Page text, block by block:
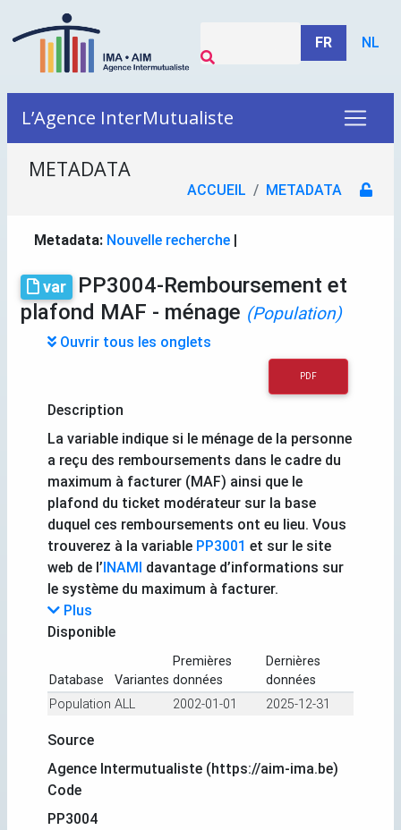
FR NL
L’Agence InterMutualiste
METADATA
ACCUEIL METADATA
Metadata: Nouvelle recherche |
var
PP3004-Remboursement et
plafond MAF - ménage (Population)
Ouvrir tous les onglets
PDF
Description
La variable indique si le ménage de la personne
a reçu des remboursements dans le cadre du
maximum à facturer (MAF) ainsi que le
plafond du ticket modérateur sur la base
duquel ces remboursements ont eu lieu. Vous
trouverez à la variable PP3001 et sur le site
web de l’INAMI davantage d’informations sur
le système du maximum à facturer.
Plus
Disponible
Database Variantes
Premières
données
Dernières
données
Population ALL 2002-01-01 2025-12-31
Source
Agence Intermutualiste (https://aim-ima.be)
Code
PP3004